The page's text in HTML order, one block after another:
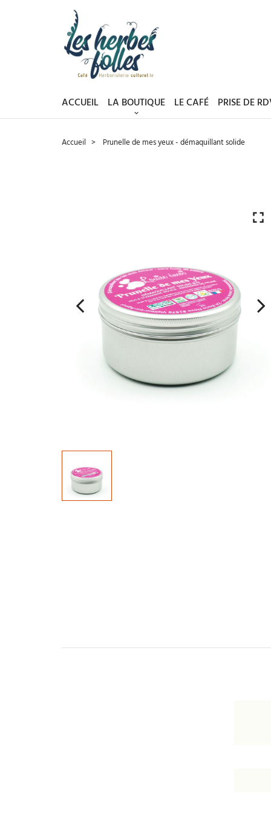
ACCUEIL LA BOUTIQUE LE CAFÉ PRISE DE
Accueil Prunelle de mes yeux - démaquillant solide